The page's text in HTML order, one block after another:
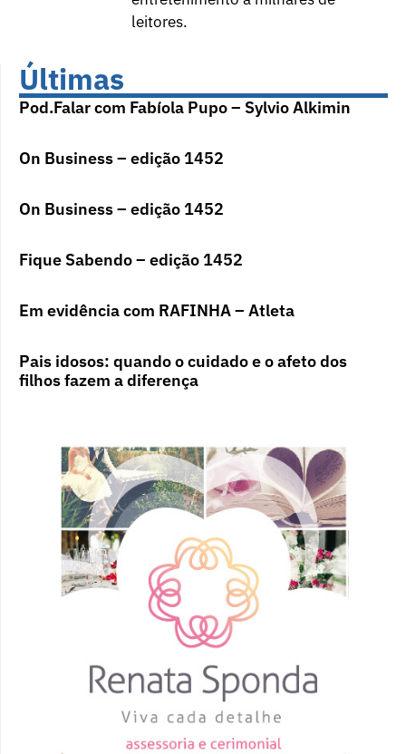
leitores.
Últimas
Pod.Falar com Fabíola Pupo – Sylvio Alkimin
On Business – edição 1452
On Business – edição 1452
Fique Sabendo – edição 1452
Em evidência com RAFINHA – Atleta
Pais idosos: quando o cuidado e o afeto dos
filhos fazem a diferença